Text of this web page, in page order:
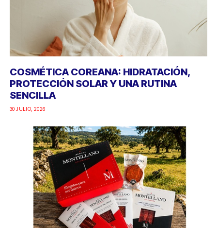
COSMÉTICA COREANA: HIDRATACIÓN,
PROTECCIÓN SOLAR Y UNA RUTINA
SENCILLA
30 JULIO, 2026